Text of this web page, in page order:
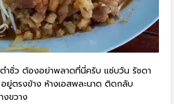
ำซั่ว ต้องอย่าพลาดที่นี่ครับ แซ่บวัน รัชดา
ยู่ตรงข้าง ห้างเอสพละนาด ติดกลับ
ขวาง